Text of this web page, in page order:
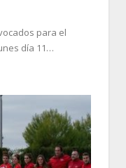
para el
día 11…